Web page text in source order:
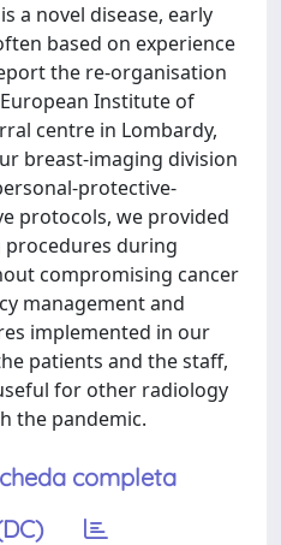
a novel disease, early
based on experience
the re-organisation
Institute of
centre in Lombardy,
breast-imaging division
protective-
protocols, we provided
procedures during
compromising cancer
management and
implemented in our
patients and the staff,
for other radiology
the pandemic.
completa